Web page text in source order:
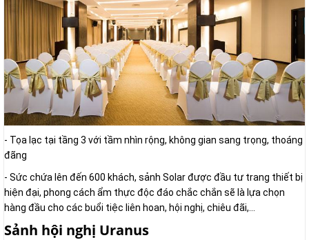
- Tọa lạc tại tầng 3 với tầm nhìn rộng, không gian sang trọng, thoáng
đãng
- Sức chứa lên đến 600 khách, sảnh Solar được đầu tư trang thiết bị
hiện đại, phong cách ẩm thực độc đáo chắc chắn sẽ là lựa chọn
hàng đầu cho các buổi tiệc liên hoan, hội nghị, chiêu đãi,…
Sảnh hội nghị Uranus